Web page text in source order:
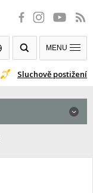
Sluchově postižení
MENU